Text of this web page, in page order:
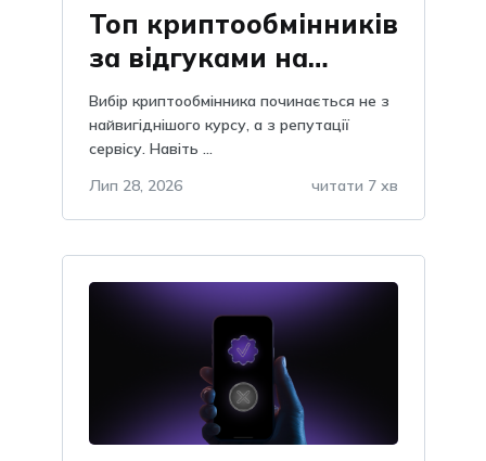
Топ криптообмінників
за відгуками на
Obmify
Вибір криптообмінника починається не з
найвигіднішого курсу, а з репутації
сервісу. Навіть ...
Лип 28, 2026
читати 7 хв